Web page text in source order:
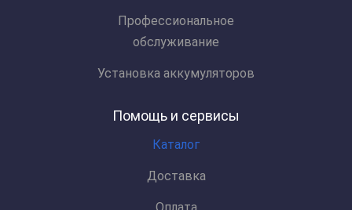
Профессиональное
обслуживание
Установка аккумуляторов
Помощь и сервисы
Каталог
Доставка